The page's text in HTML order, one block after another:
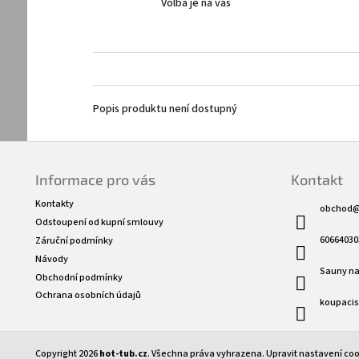
Popis produktu není dostupný
Informace pro vás
Kontakty
Odstoupení od kupní smlouvy
Záruční podmínky
Návody
Obchodní podmínky
Ochrana osobních údajů
Kontakt
obchod
Sauny
Copyright 2026hot-tub.cz. Všechna práva vyhrazena.Upravit nastavení